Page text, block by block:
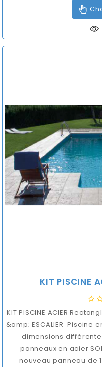
KIT PISCINE
KIT PISCINE ACIER
&amp; ESCALIER Piscine
dimensions
panneaux en acier
nouveau panneau de